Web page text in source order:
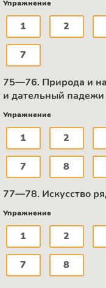
Упражнение
1 2
7
75—76. Природа и
и дательный падежи
Упражнение
1 2
7 8
77—78. Искусство
Упражнение
1 2
7 8